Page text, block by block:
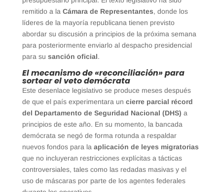
remitido a la Cámara de Representantes, donde los
líderes de la mayoría republicana tienen previsto
abordar su discusión a principios de la próxima semana
para posteriormente enviarlo al despacho presidencial
para su sanción oficial.
El mecanismo de «reconciliación» para
sortear el veto demócrata
Este desenlace legislativo se produce meses después
de que el país experimentara un cierre parcial récord
del Departamento de Seguridad Nacional (DHS) a
principios de este año. En su momento, la bancada
demócrata se negó de forma rotunda a respaldar
nuevos fondos para la aplicación de leyes migratorias
que no incluyeran restricciones explícitas a tácticas
controversiales, tales como las redadas masivas y el
uso de máscaras por parte de los agentes federales